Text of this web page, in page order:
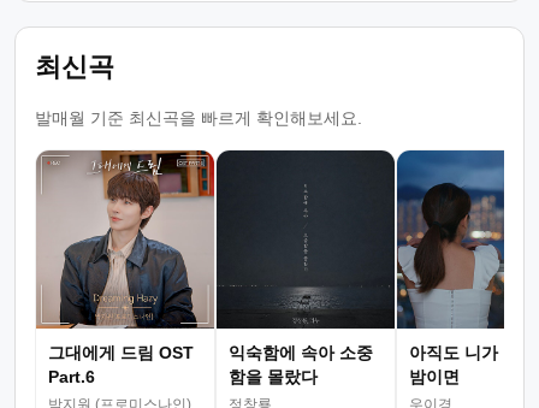
최신곡
발매월 기준 최신곡을 빠르게 확인해보세요.
그대에게 드림 OST
Part.6
박지원 (프로미스나인)
익숙함에 속아 소중
함을 몰랐다
정창룡
아직도 니가 그
밤이면
우이경